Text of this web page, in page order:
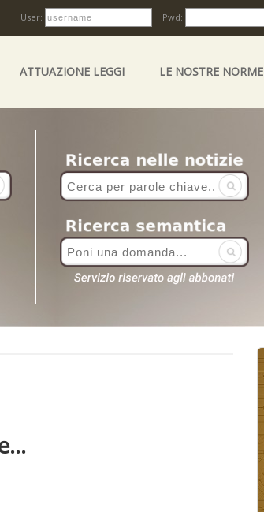
User: Pwd:
ATTUAZIONE LEGGI LE NOSTRE NORME